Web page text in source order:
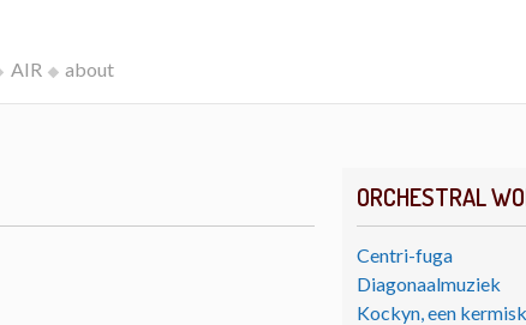
AIR about
ORCHESTRAL
Centri-fuga
Diagonaalmuziek
Kockyn, een